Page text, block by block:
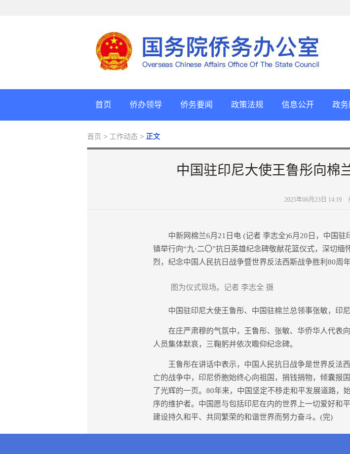
首页 侨办领导 侨务要闻 政策法规 信息公开 政务
首页 > 工作动态 > 正文
中国驻印尼大使王鲁彤向棉
2025年06月23日 14:19
中新网棉兰6月21日电 (记者 李志全)6月20日，中国驻
镇举行向“九·二〇”抗日英雄纪念碑敬献花篮仪式，深切
烈，纪念中国人民抗日战争暨世界反法西斯战争胜利80周年
图为仪式现场。记者 李志全 摄
中国驻印尼大使王鲁彤、中国驻棉兰总领事张敏，印尼
在庄严肃穆的气氛中，王鲁彤、张敏、华侨华人代表
人员集体默哀，三鞠躬并依次瞻仰纪念碑。
王鲁彤在讲话中表示，中国人民抗日战争是世界反法
亡的战争中，印尼侨胞始终心向祖国，捐钱捐物，倾囊报
了光辉的一页。80年来，中国坚定不移走和平发展道路
序的维护者。中国愿与包括印尼在内的世界上一切爱好和
建设持久和平、共同繁荣的和谐世界而努力奋斗。(完)